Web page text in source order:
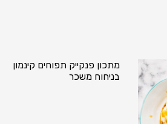
מתכון פנקייק תפוחים קינמון
בניחוח משכר